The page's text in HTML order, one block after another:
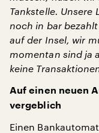
Tankstelle.
noch in bar
auf der Insel, wir
momentan sind ja
keine
Auf einen neuen
vergeblich
Einen